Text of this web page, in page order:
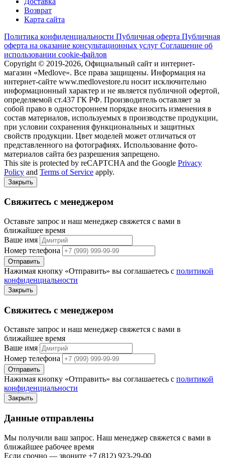
Возврат
Карта сайта
Политика конфиденциальности Публичная оферта Публичная
оферта на оказание консультационных услуг Соглашение об
использовании cookie-файлов
Copyright © 2019-2026, Официальный сайт и интернет-
магазин «Medlove». Все права защищены. Информация на
интернет-сайте www.medlovestore.ru носит исключительно
информационный характер и не является публичной офертой,
определяемой ст.437 ГК РФ. Производитель оставляет за
собой право в одностороннем порядке вносить изменения в
состав материалов, используемых в производстве продукции,
при условии сохранения функциональных и защитных
свойств продукции. Цвет моделей может отличаться от
представленного на фотографиях. Использование фото-
материалов сайта без разрешения запрещено.
This site is protected by reCAPTCHA and the Google Privacy
Policy and Terms of Service apply.
Закрыть
Свяжитесь с менеджером
Оставьте запрос и наш менеджер свяжется с вами в
ближайшее время
Ваше имя
Номер телефона
Отправить
Нажимая кнопку «Отправить» вы соглашаетесь с политикой
конфиденциальности
Закрыть
Свяжитесь с менеджером
Оставьте запрос и наш менеджер свяжется с вами в
ближайшее время
Ваше имя
Номер телефона
Отправить
Нажимая кнопку «Отправить» вы соглашаетесь с политикой
конфиденциальности
Закрыть
Данные отправлены
Мы получили ваш запрос. Наш менеджер свяжется с вами в
ближайшее рабочее время
Если срочно — звоните +7 (812) 923-29-00